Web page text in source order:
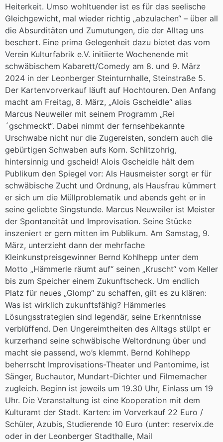
Heiterkeit. Umso wohltuender ist es für das seelische
Gleichgewicht, mal wieder richtig „abzulachen“ – über all
die Absurditäten und Zumutungen, die der Alltag uns
beschert. Eine prima Gelegenheit dazu bietet das vom
Verein Kulturfabrik e.V. initiierte Wochenende mit
schwäbischem Kabarett/Comedy am 8. und 9. März
2024 in der Leonberger Steinturnhalle, Steinstraße 5.
Der Kartenvorverkauf läuft auf Hochtouren. Den Anfang
macht am Freitag, 8. März, „Alois Gscheidle“ alias
Marcus Neuweiler mit seinem Programm „Rei
´gschmeckt“. Dabei nimmt der fernsehbekannte
Urschwabe nicht nur die Zugereisten, sondern auch die
gebürtigen Schwaben aufs Korn. Schlitzohrig,
hintersinnig und gscheid! Alois Gscheidle hält dem
Publikum den Spiegel vor: Als Hausmeister sorgt er für
schwäbische Zucht und Ordnung, als Hausfrau kümmert
er sich um die Müllproblematik und abends geht er in
seine geliebte Singstunde. Marcus Neuweiler ist Meister
der Spontaneität und Improvisation. Seine Stücke
inszeniert er gern mitten im Publikum. Am Samstag, 9.
März, unterzieht dann der mehrfache
Kleinkunstpreisgewinner Bernd Kohlhepp unter dem
Motto „Hämmerle räumt auf“ seinen „Kruscht“ vom Keller
bis zum Speicher einem Zukunftscheck. Um endlich
Platz für neues „Glomp“ zu schaffen, gilt es zu klären:
Was ist wirklich zukunftsfähig? Hämmerles
Lösungsstrategien sind legendär, seine Erkenntnisse
verblüffend. Den Ungereimtheiten des Alltags stülpt er
kurzerhand seine schwäbische Weltordnung über und
macht sie passend, wo’s klemmt. Bernd Kohlhepp
beherrscht Improvisations-Theater und Pantomime, ist
Sänger, Buchautor, Mundart-Dichter und Filmemacher
zugleich. Beginn ist jeweils um 19.30 Uhr, Einlass um 19
Uhr. Die Veranstaltung ist eine Kooperation mit dem
Kulturamt der Stadt. Karten: im Vorverkauf 22 Euro /
Schüler, Azubis, Studierende 10 Euro (unter: reservix.de
oder in der Leonberger Stadthalle, Mail